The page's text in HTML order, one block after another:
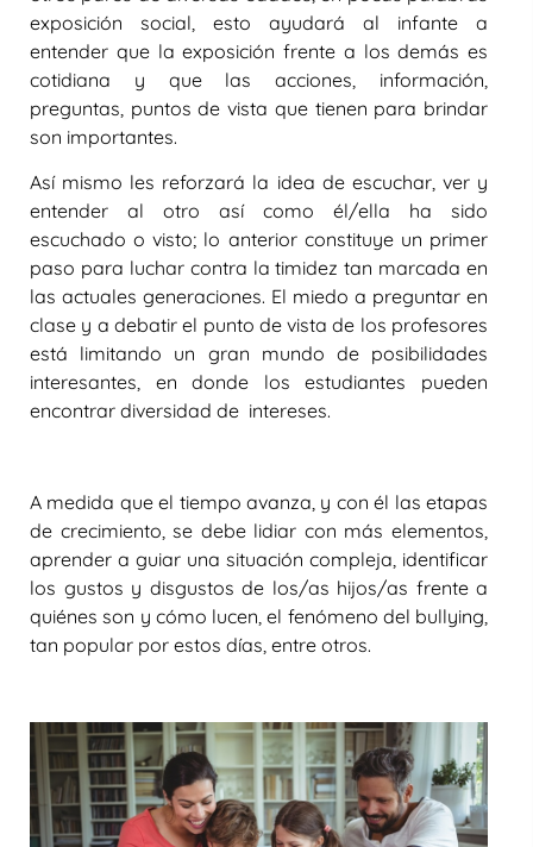
exposición social, esto ayudará al infante a
entender que la exposición frente a los demás es
cotidiana y que las acciones, información,
preguntas, puntos de vista que tienen para brindar
son importantes.
Así mismo les reforzará la idea de escuchar, ver y
entender al otro así como él/ella ha sido
escuchado o visto; lo anterior constituye un primer
paso para luchar contra la timidez tan marcada en
las actuales generaciones. El miedo a preguntar en
clase y a debatir el punto de vista de los profesores
está limitando un gran mundo de posibilidades
interesantes, en donde los estudiantes pueden
encontrar diversidad de intereses.
A medida que el tiempo avanza, y con él las etapas
de crecimiento, se debe lidiar con más elementos,
aprender a guiar una situación compleja, identificar
los gustos y disgustos de los/as hijos/as frente a
quiénes son y cómo lucen, el fenómeno del bullying,
tan popular por estos días, entre otros.